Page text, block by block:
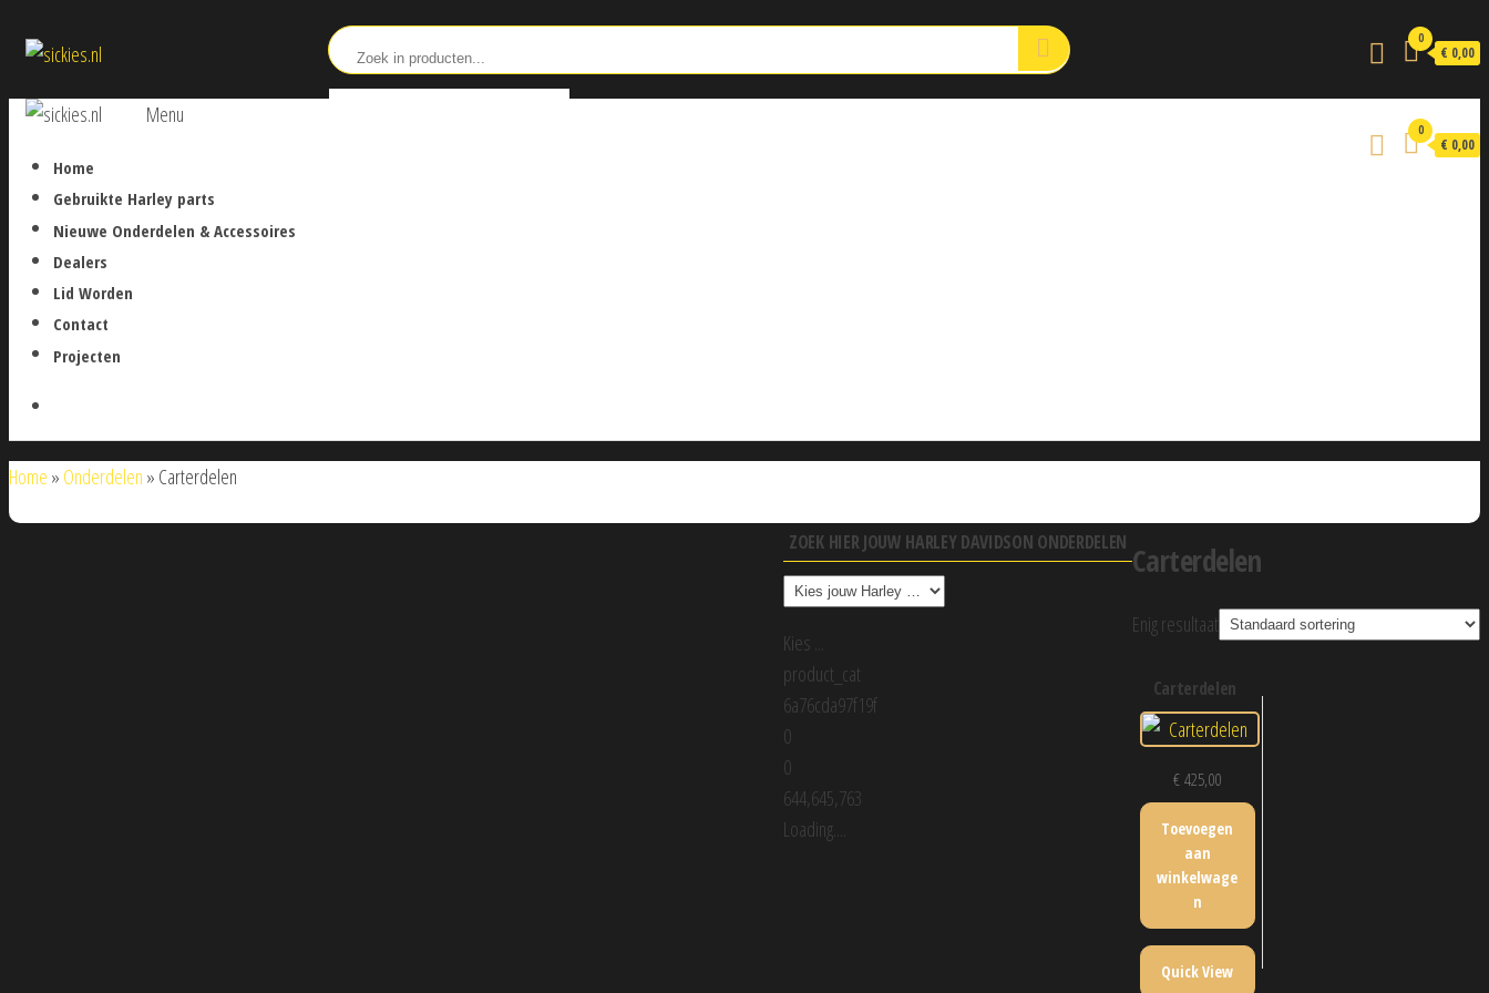
naar
inhoud
0
€ 0,00
sickies.nl
Menu
0
€ 0,00
Home
Gebruikte Harley parts
Nieuwe Onderdelen & Accessoires
Dealers
Lid Worden
Contact
Projecten
Home » Onderdelen » Carterdelen
Carterdelen
Enig resultaat
carterdelen
€425,00
Toevoegen
aan
winkelwage
n
Quick View
ZOEK HIER JOUW HARLEY DAVIDSON ONDERDELEN
Kies ...
product_cat
6a76cda97f19f
0
0
644,645,763
Loading....